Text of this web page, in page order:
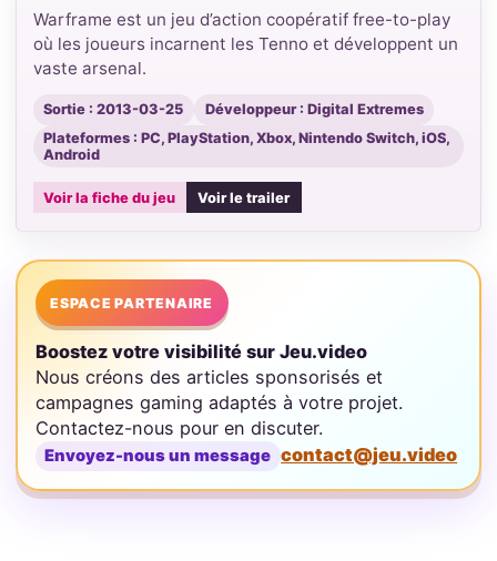
Warframe est un jeu d’action coopératif free-to-play
où les joueurs incarnent les Tenno et développent un
vaste arsenal.
Sortie : 2013-03-25
Développeur : Digital Extremes
Plateformes : PC, PlayStation, Xbox, Nintendo Switch, iOS,
Android
Voir la fiche du jeu Voir le trailer
ESPACE PARTENAIRE
Boostez votre visibilité sur Jeu.video
Nous créons des articles sponsorisés et
campagnes gaming adaptés à votre projet.
Contactez-nous pour en discuter.
Envoyez-nous un message contact@jeu.video